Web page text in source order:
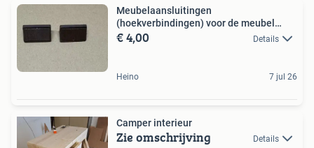
Meubelaansluitingen
(hoekverbindingen) voor de meubel
bouw,
€ 4,00 Details
Heino 7 jul 26
Camper interieur
Zie omschrijving Details